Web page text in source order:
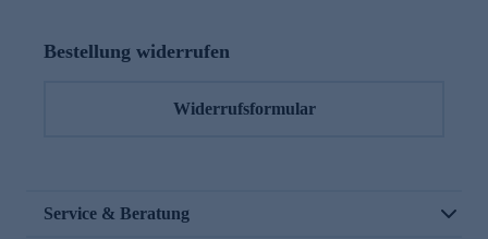
Bestellung widerrufen
Widerrufsformular
Service & Beratung